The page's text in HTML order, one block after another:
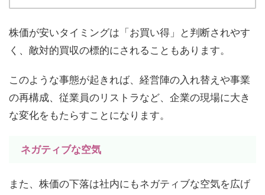
株価が安いタイミングは「お買い得」と判断されやす
く、敵対的買収の標的にされることもあります。
このような事態が起きれば、経営陣の入れ替えや事業
の再構成、従業員のリストラなど、企業の現場に大き
な変化をもたらすことになります。
ネガティブな空気
また、株価の下落は社内にもネガティブな空気を広げ